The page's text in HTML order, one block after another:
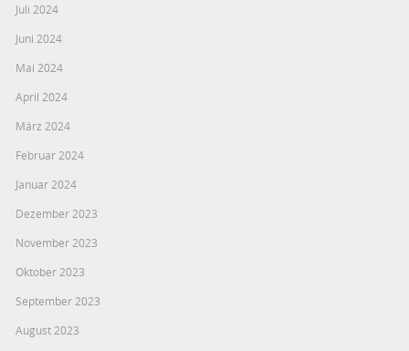
Juli 2024
Juni 2024
Mai 2024
April 2024
März 2024
Februar 2024
Januar 2024
Dezember 2023
November 2023
Oktober 2023
September 2023
August 2023